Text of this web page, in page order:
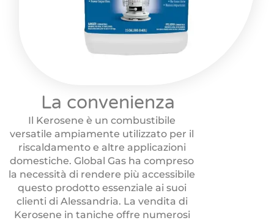
La convenienza
Il Kerosene è un combustibile
versatile ampiamente utilizzato per il
riscaldamento e altre applicazioni
domestiche. Global Gas ha compreso
la necessità di rendere più accessibile
questo prodotto essenziale ai suoi
clienti di Alessandria. La vendita di
Kerosene in taniche offre numerosi